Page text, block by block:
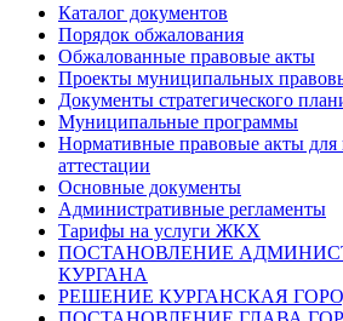
Каталог документов
Порядок обжалования
Обжалованные правовые акты
Проекты муниципальных
Документы стратегического
Муниципальные программы
Нормативные правовые акты для
аттестации
Основные документы
Административные регламенты
Тарифы на услуги ЖКХ
ПОСТАНОВЛЕНИЕ
КУРГАНА
РЕШЕНИЕ КУРГАНСКАЯ